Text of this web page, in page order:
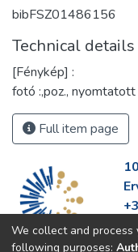
bibFSZ01486156
Technical details
[Fénykép] :
fotó :,poz.,
Full item page
We collect and
following purposes: